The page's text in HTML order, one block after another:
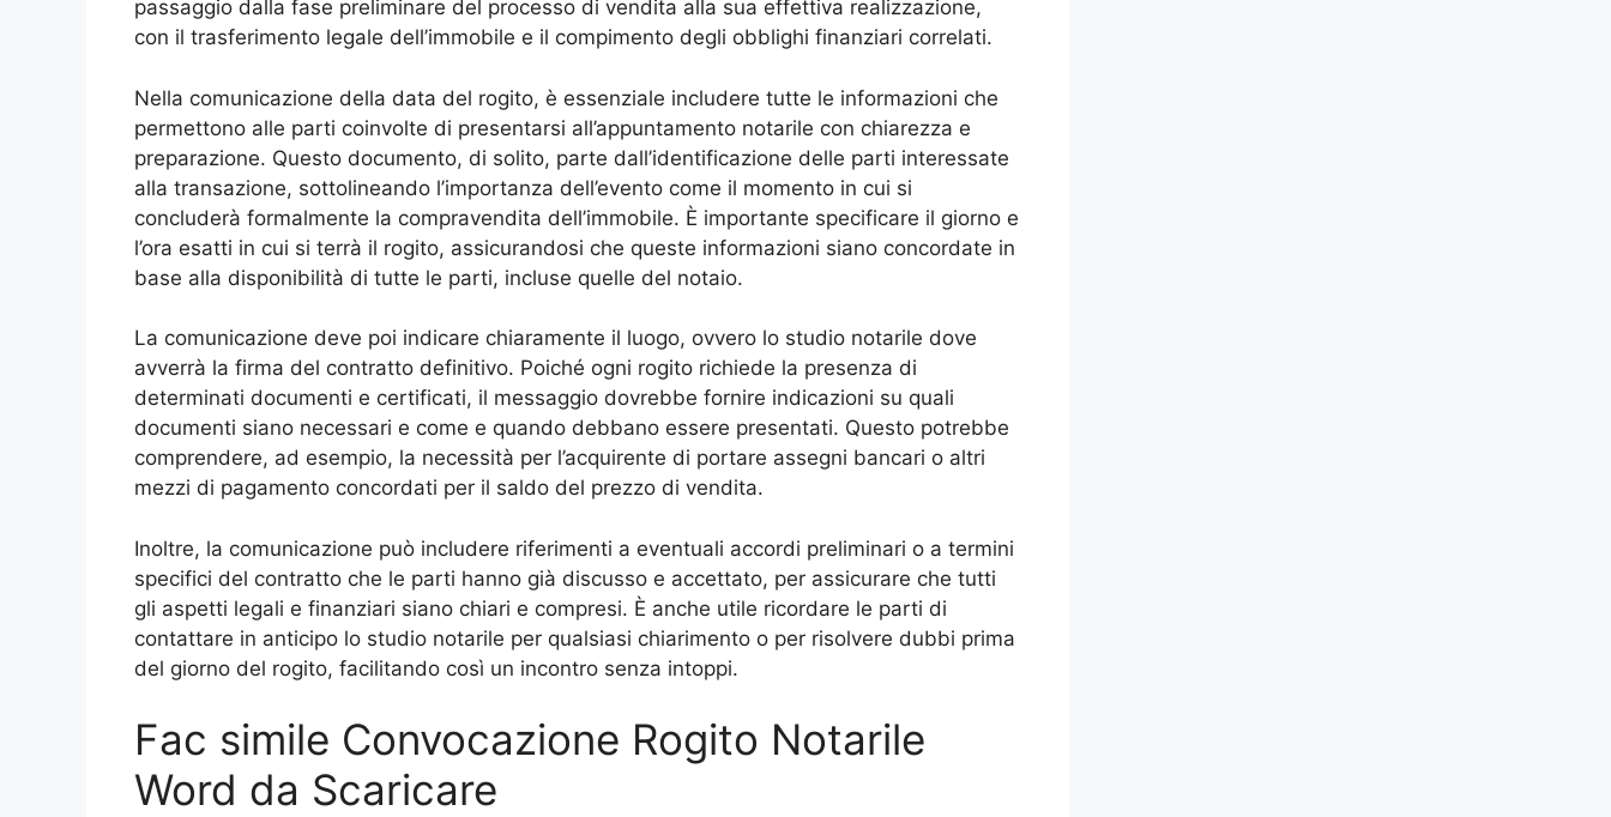
passaggio dalla fase preliminare del processo di vendita alla sua effettiva realizzazione,
con il trasferimento legale dell’immobile e il compimento degli obblighi finanziari correlati.
Nella comunicazione della data del rogito, è essenziale includere tutte le informazioni che
permettono alle parti coinvolte di presentarsi all’appuntamento notarile con chiarezza e
preparazione. Questo documento, di solito, parte dall’identificazione delle parti interessate
alla transazione, sottolineando l’importanza dell’evento come il momento in cui si
concluderà formalmente la compravendita dell’immobile. È importante specificare il giorno e
l’ora esatti in cui si terrà il rogito, assicurandosi che queste informazioni siano concordate in
base alla disponibilità di tutte le parti, incluse quelle del notaio.
La comunicazione deve poi indicare chiaramente il luogo, ovvero lo studio notarile dove
avverrà la firma del contratto definitivo. Poiché ogni rogito richiede la presenza di
determinati documenti e certificati, il messaggio dovrebbe fornire indicazioni su quali
documenti siano necessari e come e quando debbano essere presentati. Questo potrebbe
comprendere, ad esempio, la necessità per l’acquirente di portare assegni bancari o altri
mezzi di pagamento concordati per il saldo del prezzo di vendita.
Inoltre, la comunicazione può includere riferimenti a eventuali accordi preliminari o a termini
specifici del contratto che le parti hanno già discusso e accettato, per assicurare che tutti
gli aspetti legali e finanziari siano chiari e compresi. È anche utile ricordare le parti di
contattare in anticipo lo studio notarile per qualsiasi chiarimento o per risolvere dubbi prima
del giorno del rogito, facilitando così un incontro senza intoppi.
Fac simile Convocazione Rogito Notarile
Word da Scaricare